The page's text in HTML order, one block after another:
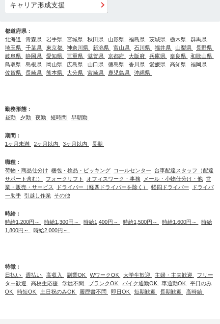
キャリア形成支援
都道府県：
北海道
青森県 岩手県 宮城県 秋田県 山形県 福島県 茨城県 栃木県
群馬県
埼玉県
千葉県 東京都 神奈川県 新潟県 富山県 石川県 福井県 山梨県
長野県
岐阜県
静岡県 愛知県 三重県 滋賀県 京都府 大阪府 兵庫県 奈良県
和歌山県
鳥取県
島根県 岡山県 広島県 山口県 徳島県 香川県 愛媛県 高知県
福岡県
佐賀県
長崎県 熊本県 大分県 宮崎県 鹿児島県 沖縄県
勤務形態：
昼勤
夕勤 夜勤 短時間 早朝勤
期間：
1ヶ月未満
2ヶ月以内 3ヶ月以内 長期
職種：
荷物・商品仕分け 梱包・検品・ピッキング コールセンター
台車配達スタッフ（配達
サポート含む）
フォークリフト オフィスワーク・事務 メール・小物仕分け・他 営
業・販売・サービス
ドライバー（軽四ドライバーを除く） 軽四ドライバー
ドライバ
ー助手 引越し作業 その他
時給：
時給1,200円～
時給1,300円～ 時給1,400円～ 時給1,500円～ 時給1,600円～
時給
1,800円～
時給2,000円～
特徴：
日払い
週払い 高収入 副業OK WワークOK 大学生歓迎 主婦・主夫歓迎
フリー
ター歓迎
高校生応援 学歴不問 ブランクOK バイク通勤OK 車通勤OK
平日のみ
OK
時短OK 土日祝のみOK 履歴書不問 即日OK 短期歓迎 長期歓迎 高時給